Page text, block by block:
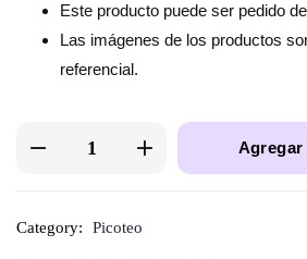
Este producto puede ser pedido
Las imágenes de los productos
referencial.
Category: Picoteo